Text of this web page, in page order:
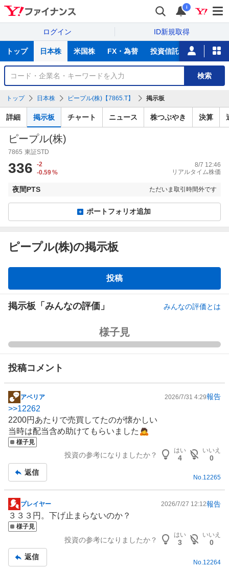
i
ログイン ID新規取得
サ
トップ 日本株 米国株 FX・為替 投資信託 ニュース
銘
検
索
検索
トップ 日本株 ピープル(株)【7865.T】 掲示板
詳細 掲示板 チャート ニュース 株つぶやき 決算
ピープル(株)
7865 東証STD
336
-2
-0.59%
8/7 12:46
リアルタイム株価
夜間PTS ただいま取引時間外です
ポートフォリオ追加
ピープル(株)の掲示板
板
投稿
掲示板「みんなの評価」 みんなの評価とは
く
買
い
た
い
0
%
、
買
い
い
、
様
子
見
0
様子見
投稿コメント
掲
示
板
記
事
アベリア 2026/7/31 4:29報告
>>12262
2200円あたりで売買してたのが懐かしい
当時は配当含め助けてもらいました🙇
様子見
投資の参考になりましたか？
はい
4
いいえ
0
返信
No.12265
掲
示
板
プレイヤー 2026/7/27 12:12報告
３３３円。下げ止まらないのか？
様子見
投資の参考になりましたか？
はい
3
いいえ
0
返信
No. 12264